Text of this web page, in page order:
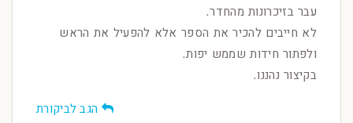
עבר בזיכרונות מהחדר.
לא חייבים להכיר את הספר אלא להפעיל את הראש
ולפתור חידות שממש יפות.
בקיצור נהננו.
הגב לביקורת